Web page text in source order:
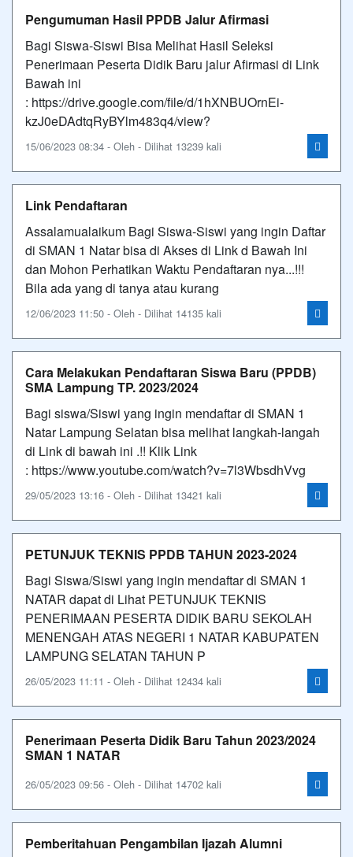
Pengumuman Hasil PPDB Jalur Afirmasi
Bagi Siswa-Siswi Bisa Melihat Hasil Seleksi
Penerimaan Peserta Didik Baru jalur Afirmasi di Link
Bawah ini
: https://drive.google.com/file/d/1hXNBUOrnEi-
kzJ0eDAdtqRyBYlm483q4/view?
15/06/2023 08:34 - Oleh - Dilihat 13239 kali
Link Pendaftaran
Assalamualaikum Bagi Siswa-Siswi yang ingin Daftar
di SMAN 1 Natar bisa di Akses di Link d Bawah Ini
dan Mohon Perhatikan Waktu Pendaftaran nya...!!!
Bila ada yang di tanya atau kurang
12/06/2023 11:50 - Oleh - Dilihat 14135 kali
Cara Melakukan Pendaftaran Siswa Baru (PPDB)
SMA Lampung TP. 2023/2024
Bagi siswa/Siswi yang ingin mendaftar di SMAN 1
Natar Lampung Selatan bisa melihat langkah-langah
di Link di bawah ini .!! Klik Link
: https://www.youtube.com/watch?v=7l3WbsdhVvg
29/05/2023 13:16 - Oleh - Dilihat 13421 kali
PETUNJUK TEKNIS PPDB TAHUN 2023-2024
Bagi Siswa/Siswi yang ingin mendaftar di SMAN 1
NATAR dapat di Lihat PETUNJUK TEKNIS
PENERIMAAN PESERTA DIDIK BARU SEKOLAH
MENENGAH ATAS NEGERI 1 NATAR KABUPATEN
LAMPUNG SELATAN TAHUN P
26/05/2023 11:11 - Oleh - Dilihat 12434 kali
Penerimaan Peserta Didik Baru Tahun 2023/2024
SMAN 1 NATAR
26/05/2023 09:56 - Oleh - Dilihat 14702 kali
Pemberitahuan Pengambilan Ijazah Alumni